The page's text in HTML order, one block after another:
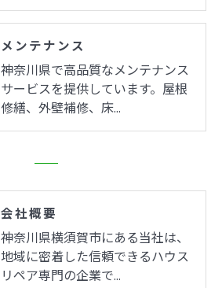
メンテナンス
神奈川県で高品質なメンテナンス
サービスを提供しています。屋根
修繕、外壁補修、床…
会社概要
神奈川県横須賀市にある当社は、
地域に密着した信頼できるハウス
リペア専門の企業で…